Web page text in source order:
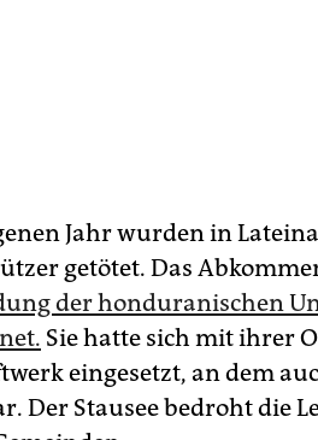
Jahr wurden in
getötet. Das
der honduranischen
Sie hatte sich mit ihrer
eingesetzt, an dem
Der Stausee bedroht die